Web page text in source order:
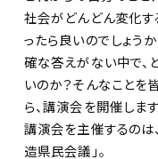
社会がどんどん変化す
ったら良いのでしょう
確な答えがない中で、
いのか？そんなことを
ら、講演会を開催します
講演会を主催するのは
造県民会議」。